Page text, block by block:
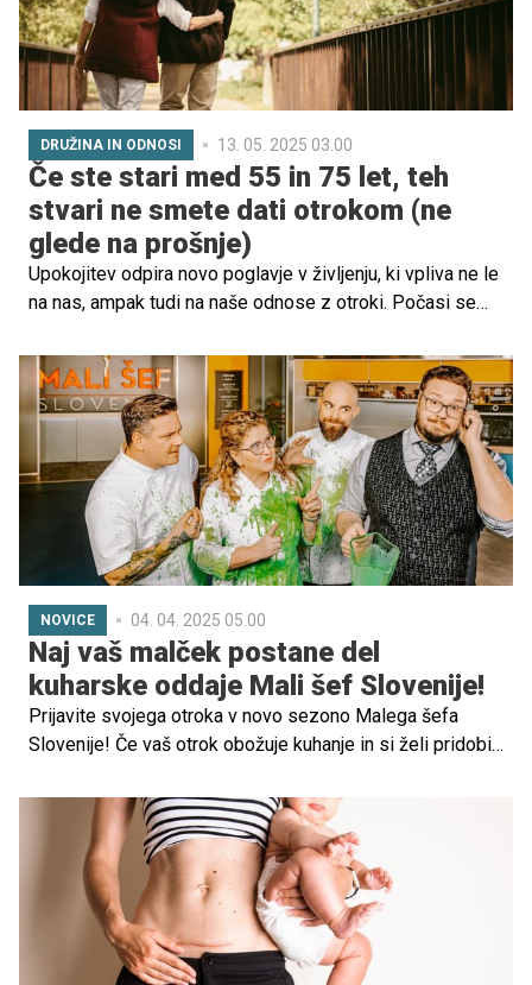
DRUŽINA IN ODNOSI 13. 05. 2025 03.00
Če ste stari med 55 in 75 let, teh
stvari ne smete dati otrokom (ne
glede na prošnje)
Upokojitev odpira novo poglavje v življenju, ki vpliva ne le
na nas, ampak tudi na naše odnose z otroki. Počasi se
odhodu v službo, lahko dlje spite in uživate v tišini ob
branju knjige. A nenadoma postanemo nevladni družinski
pomočniki. Zdi se, da smo zdaj rezervni sklad, varuške in
ramena za jokanje.
NOVICE 04. 04. 2025 05.00
Naj vaš malček postane del
kuharske oddaje Mali šef Slovenije!
Prijavite svojega otroka v novo sezono Malega šefa
Slovenije! Če vaš otrok obožuje kuhanje in si želi pridobiti
priložnost zanj. Je pripravljen kuhati pred kamerami, se
zabavati in postati del izjemne kuharske izkušnje? Potem
ga le prijavite.